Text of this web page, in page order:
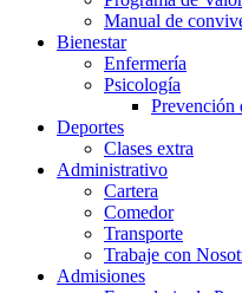
Manual de
Bienestar
Enfermería
Psicología
Prevención
Deportes
Clases extra
Administrativo
Cartera
Comedor
Transporte
Trabaje con
Admisiones